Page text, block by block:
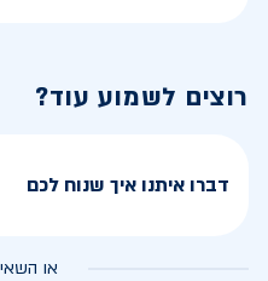
רוצים לשמוע עוד?
דברו איתנו איך שנוח לכם
או